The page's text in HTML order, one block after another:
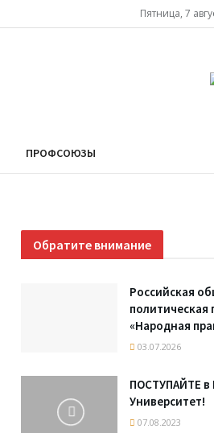
Пятница, 7
ПРОФСОЮЗЫ
Обратите внимание
Российская
политическая
«Народная
03.07.2026
ПОСТУПАЙТЕ в
Университет!
07.08.2023